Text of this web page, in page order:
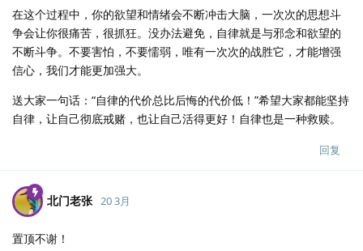
在这个过程中，你的欲望和情绪会不断冲击大脑，一次次的思想斗
争会让你很痛苦，很抓狂。没办法避免，自律就是与邪念和欲望的
不断斗争。不要害怕，不要懦弱，唯有一次次的战胜它，才能增强
信心，我们才能更加强大。
送大家一句话：“自律的代价总比后悔的代价低！”希望大家都能坚持
自律，让自己彻底戒赌，也让自己活得更好！自律也是一种救赎。
回复
北门老张 20 3月
置顶不谢！